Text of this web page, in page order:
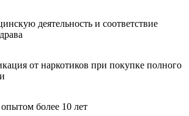
деятельность и соответствие
от наркотиков при покупке полного
более 10 лет